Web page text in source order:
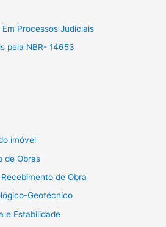
Processos Judiciais
pela NBR- 14653
imóvel
de Obras
de Obra
Geotécnico
e Estabilidade